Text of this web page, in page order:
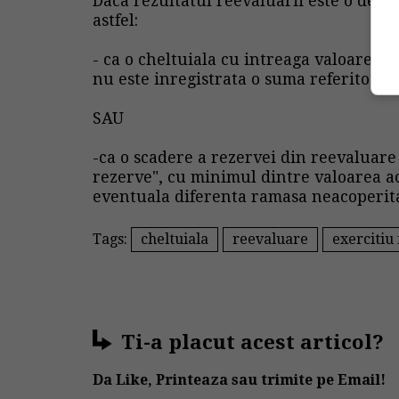
astfel:
- ca o cheltuiala cu intreaga valoare
nu este inregistrata o suma
SAU
-ca o scadere a rezervei din
rezerve", cu minimul dintre valoarea
eventuala diferenta ramasa
Tags: cheltuiala reevaluare exercitiu
Ti-a placut acest articol?
Da Like, Printeaza sau trimite pe Email!